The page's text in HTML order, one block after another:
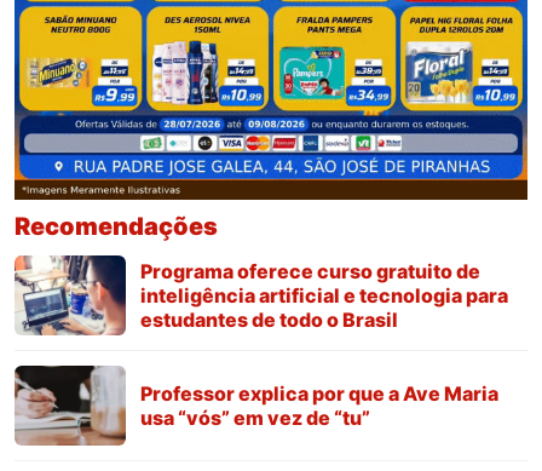
Recomendações
Programa oferece curso gratuito de
inteligência artificial e tecnologia para
estudantes de todo o Brasil
Professor explica por que a Ave Maria
usa “vós” em vez de “tu”